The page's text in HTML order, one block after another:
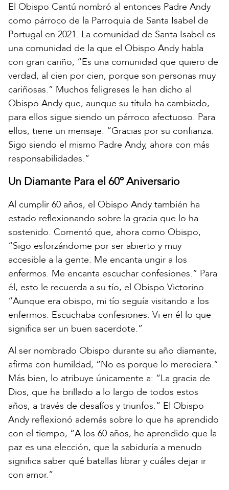
El Obispo Cantú nombró al entonces Padre Andy
como párroco de la Parroquia de Santa Isabel de
Portugal en 2021. La comunidad de Santa Isabel es
una comunidad de la que el Obispo Andy habla
con gran cariño, “Es una comunidad que quiero de
verdad, al cien por cien, porque son personas muy
cariñosas.” Muchos feligreses le han dicho al
Obispo Andy que, aunque su título ha cambiado,
para ellos sigue siendo un párroco afectuoso. Para
ellos, tiene un mensaje: “Gracias por su confianza.
Sigo siendo el mismo Padre Andy, ahora con más
responsabilidades.”
Un Diamante Para el 60º Aniversario
Al cumplir 60 años, el Obispo Andy también ha
estado reflexionando sobre la gracia que lo ha
sostenido. Comentó que, ahora como Obispo,
“Sigo esforzándome por ser abierto y muy
accesible a la gente. Me encanta ungir a los
enfermos. Me encanta escuchar confesiones.” Para
él, esto le recuerda a su tío, el Obispo Victorino.
“Aunque era obispo, mi tío seguía visitando a los
enfermos. Escuchaba confesiones. Vi en él lo que
significa ser un buen sacerdote.”
Al ser nombrado Obispo durante su año diamante,
afirma con humildad, “No es porque lo mereciera.”
Más bien, lo atribuye únicamente a: “La gracia de
Dios, que ha brillado a lo largo de todos estos
años, a través de desafíos y triunfos.” El Obispo
Andy reflexionó además sobre lo que ha aprendido
con el tiempo, “A los 60 años, he aprendido que la
paz es una elección, que la sabiduría a menudo
significa saber qué batallas librar y cuáles dejar ir
con amor.”